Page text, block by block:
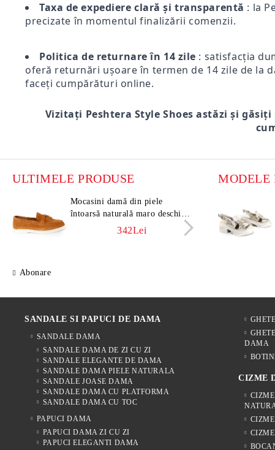
Taxa de expediere clară și transparentă : la
precizate în momentul finalizării comenzii.
Politica de returnare în 14 zile : satisfacția
oferă returnări ușoare în termen de 14 zile de la
faceți cumpărături online.
Vizitați Peshtera Style Shoes astăzi și
ULTIMELE PRODUSE
Mocasini damă din piele
întoarsă naturală maro deschis –
342Lei
Vero
Abonare
SANDALE SI PAPUCI DE DAMA
SANDALE DAMA
SANDALE DAMA DE ZI CU ZI
SANDALE ELEGANTE DE DAMA
SANDALE DAMA PIELE NATURALA
SANDALE JOASE DAMA
SANDALE DAMA CU PLATFORMA
SANDALE DAMA CU TOC
PAPUCI DAMA
PAPUCI DAMA ZI CU ZI
PAPUCI ELEGANTI DAMA
DAMA
CIZME